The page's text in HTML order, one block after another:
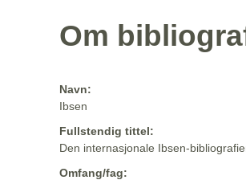
Om
Navn:
Ibsen
Fullstendig tittel:
Den internasjonale Ibsen-
Omfang/fag: